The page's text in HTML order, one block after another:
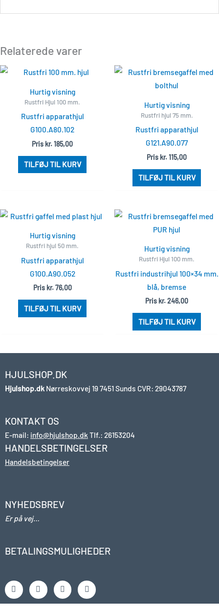
Relaterede varer
Hurtig visning
Rustfri Hjul 100 mm.
Rustfri apparathjul
G100.A80.102
Pris kr.185,00
TILFØJ TIL KURV
Hurtig visning
Rustfri hjul 75 mm.
Rustfri apparathjul
G121.A90.077
Pris kr.115,00
TILFØJ TIL KURV
Hurtig visning
Rustfri hjul 50 mm.
Rustfri apparathjul
G100.A90.052
Pris kr.76,00
TILFØJ TIL KURV
Hurtig visning
Rustfri Hjul 100 mm.
Rustfri industrihjul 100×34 mm.
blå, bremse
Pris kr.246,00
TILFØJ TIL KURV
HJULSHOP.DK
Hjulshop.dk Nørreskovvej 197451 Sunds CVR: 29043787
KONTAKT OS
E-mail: info@hjulshop.dk Tlf.: 26153204
HANDELSBETINGELSER
Handelsbetingelser
NYHEDSBREV
Er på vej…
BETALINGSMULIGHEDER
F
a
c
I
n
s
L
i
n
Y
o
u